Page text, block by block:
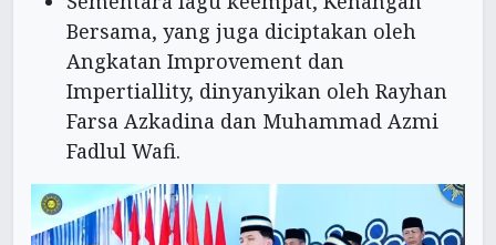
Bersama, yang juga diciptakan oleh
Angkatan Improvement dan
Impertiallity, dinyanyikan oleh Rayhan
Farsa Azkadina dan Muhammad Azmi
Fadlul Wafi.